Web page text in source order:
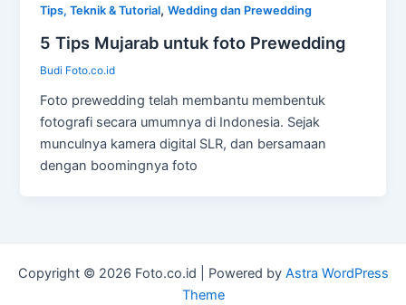
Tips, Teknik & Tutorial,Wedding dan Prewedding
5 Tips Mujarab untuk foto Prewedding
Budi Foto.co.id
Foto prewedding telah membantu membentuk
fotografi secara umumnya di Indonesia. Sejak
munculnya kamera digital SLR, dan bersamaan
dengan boomingnya foto
Copyright © 2026 Foto.co.id | Powered by Astra WordPress
Theme